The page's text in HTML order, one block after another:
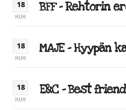
18
HUH
BFF – Rehtorin
18
HUH
MAJE – Hyypän
18
HUH
E&C – Best